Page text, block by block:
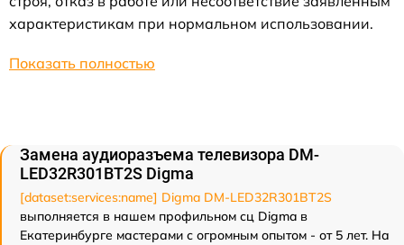
характеристикам при нормальном использовании.
Показать полностью
Замена аудиоразъема телевизора DM-
LED32R301BT2S Digma
[dataset:services:name] Digma DM-LED32R301BT2S
выполняется в нашем профильном сц Digma в
Екатеринбурге мастерами с огромным опытом - от 5 лет. На